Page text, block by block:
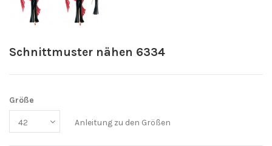
Schnittmuster nähen 6334
Größe
Anleitung zu den Größen